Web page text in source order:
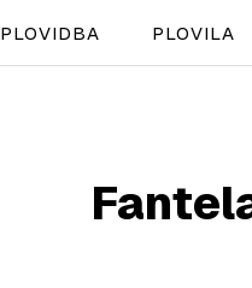
PLOVIDBA PLOVILA